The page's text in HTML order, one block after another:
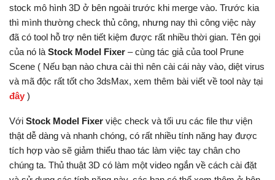
stock mô hình 3D ở bên ngoài trước khi merge vào. Trước kia
thì mình thường check thủ công, nhưng nay thì công việc này
đã có tool hỗ trợ nên tiết kiệm được rất nhiều thời gian. Tên gọi
của nó là Stock Model Fixer – cùng tác giả của tool Prune
Scene ( Nếu bạn nào chưa cài thì nên cài cái này vào, diệt virus
và mã độc rất tốt cho 3dsMax, xem thêm bài viết về tool này tại
đây )
Với Stock Model Fixer việc check và tối ưu các file thư viện
thật dễ dàng và nhanh chóng, có rất nhiều tính năng hay được
tích hợp vào sẽ giảm thiểu thao tác làm việc tay chân cho
chúng ta. Thủ thuật 3D có làm một video ngắn về cách cài đặt